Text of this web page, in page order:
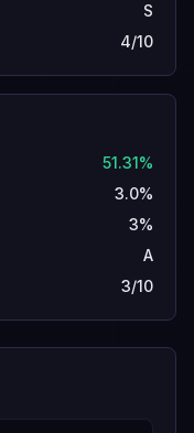
S
4/10
51.31%
3.0%
3%
A
3/10